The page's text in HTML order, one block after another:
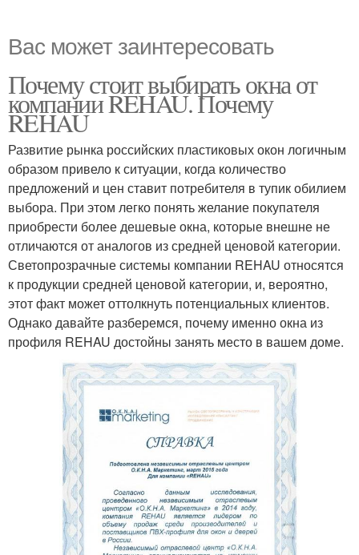
Вас может заинтересовать
Почему стоит выбирать окна от
компании REHAU. Почему
REHAU
Развитие рынка российских пластиковых окон логичным
образом привело к ситуации, когда количество
предложений и цен ставит потребителя в тупик обилием
выбора. При этом легко понять желание покупателя
приобрести более дешевые окна, которые внешне не
отличаются от аналогов из средней ценовой категории.
Светопрозрачные системы компании REHAU относятся
к продукции средней ценовой категории, и, вероятно,
этот факт может оттолкнуть потенциальных клиентов.
Однако давайте разберемся, почему именно окна из
профиля REHAU достойны занять место в вашем доме.